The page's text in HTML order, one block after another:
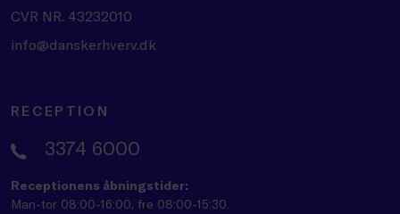
CVR NR. 43232010
info@danskerhverv.dk
RECEPTION
3374 6000
Receptionens åbningstider:
Man-tor 08:00-16:00, fre 08:00-15:30.